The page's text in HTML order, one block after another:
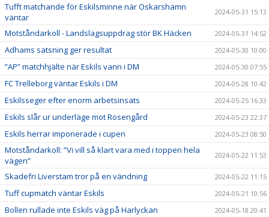
Tufft matchande för Eskilsminne när Oskarshamn
väntar
2024-05-31 15:13
Motståndarkoll - Landslagsuppdrag stör BK Häcken 2024-05-31 14:52
Adhams satsning ger resultat 2024-05-30 10:00
”AP” matchhjälte när Eskils vann i DM 2024-05-30 07:55
FC Trelleborg väntar Eskils i DM 2024-05-28 10:42
Eskilsseger efter enorm arbetsinsats 2024-05-25 16:33
Eskils slår ur underläge mot Rosengård 2024-05-23 22:37
Eskils herrar imponerade i cupen 2024-05-23 08:50
Motståndarkoll: ”Vi vill så klart vara med i toppen hela
vägen”
2024-05-22 11:53
Skadefri Liverstam tror på en vändning 2024-05-22 11:15
Tuff cupmatch väntar Eskils 2024-05-21 10:56
Bollen rullade inte Eskils väg på Harlyckan 2024-05-18 20:41